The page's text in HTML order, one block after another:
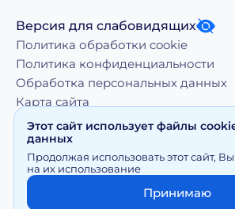
Версия для слабовидящих
Политика обработки cookie
Политика конфиденциальности
Обработка персональных данных
Карта сайта
использование материалов,
doktor.org возможно только с
Правообладателя
Этот сайт использует файлы
данных
Продолжая использовать этот сайт,
на их использование
Принимаю